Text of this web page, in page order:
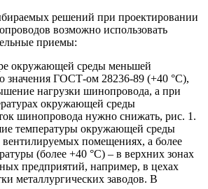
решений при проектировании
возможно использовать
приемы:
окружающей среды меньшей
значения ГОСТ-ом 28236-89 (+40 °С),
нагрузки шинопровода, а при
окружающей среды
шинопровода нужно снижать, рис. 1.
температуры окружающей среды
помещениях, а более
(более +40 °С) – в верхних зонах
предприятий, например, в цехах
металлургических заводов. В